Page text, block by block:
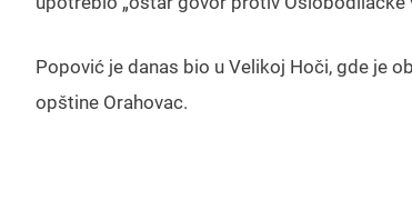
Popović je danas bio u Velikoj Hoči, gde je
opštine Orahovac.